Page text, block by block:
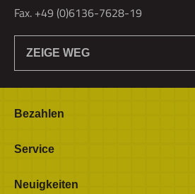
Fax. +49 (0)6136-7628-19
ZEIGE WEG
Bezahlen
Bestellung & Zahlung
Vertrag widerrufen
Service
Über Hogetex
Neuigkeiten